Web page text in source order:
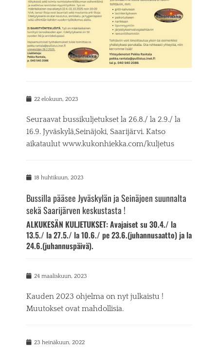
d
o
P
s
e
d
22 elokuun, 2023
Seuraavat bussikuljetukset la 26.8./ la 2.9./ la
16.9. Jyväskylä,Seinäjoki, Saarijärvi. Katso
aikataulut www.kukonhiekka.com/kuljetus
P
s
e
d
o
n
18 huhtikuun, 2023
Bussilla pääsee Jyväskylän ja Seinäjoen suunnalta
sekä Saarijärven keskustasta !
ALKUKESÄN KULJETUKSET: Avajaiset su 30.4./ la
13.5./ la 27.5./ la 10.6./ pe 23.6.(juhannusaatto) ja la
24.6.(juhannuspäivä).
P
s
e
n
24 maaliskuun, 2023
Kauden 2023 ohjelma on nyt julkaistu !
Muutokset ovat mahdollisia.
P
23 heinäkuun, 2022